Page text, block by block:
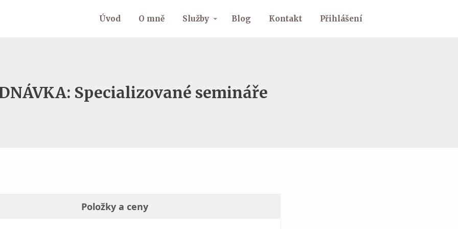
Úvod O mně Služby Blog Kontakt Přihlášení
Specializované semináře
Položky a ceny